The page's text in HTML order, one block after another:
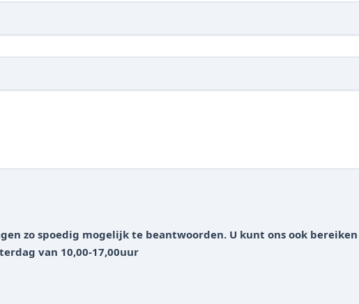
zo spoedig mogelijk te beantwoorden. U kunt ons ook
van 10,00-17,00uur